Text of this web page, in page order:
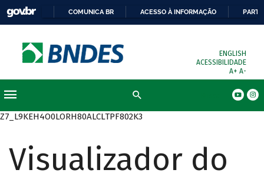
COMUNICA BR ACESSO À INFORMAÇÃO
ENGLISH
ACESSIBILIDADE
A+ A-
Z7_L9KEH4O0LORH80ALCLTPF802K3
Visualizador do